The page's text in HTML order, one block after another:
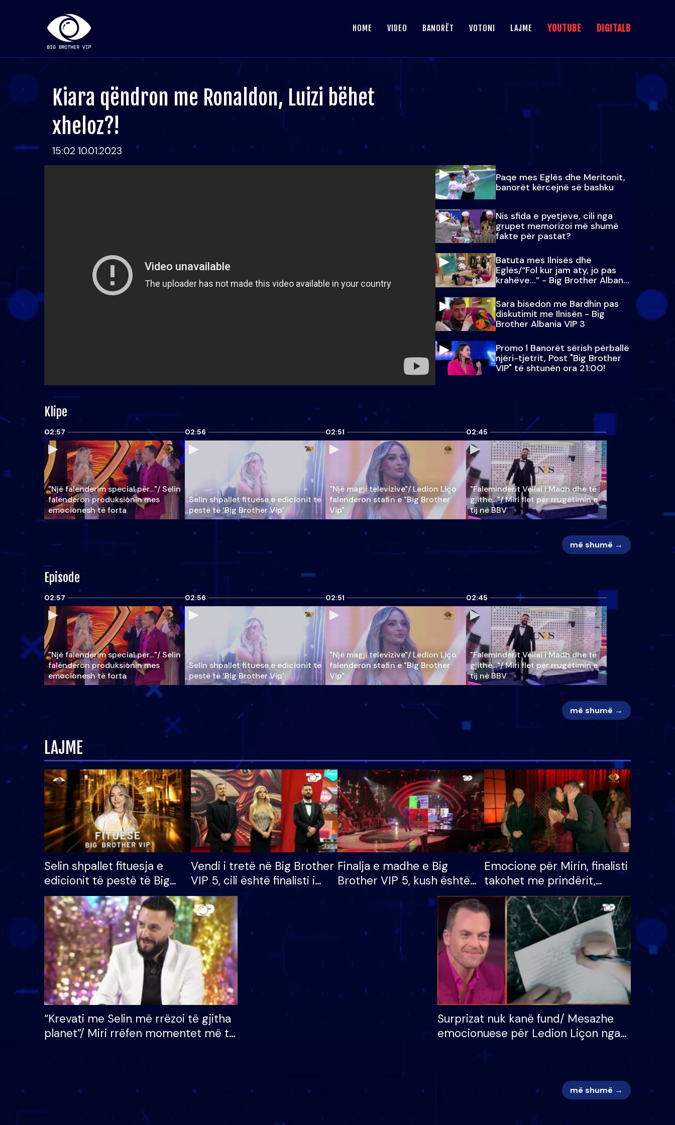
HOME VIDEO BANORËT VOTONI LAJME YOUTUBE DIGITALB
Kiara qëndron me Ronaldon, Luizi bëhet
xheloz?!
15:02 10.01.2023
Paqe mes Eglës dhe Meritonit,
banorët kërcejnë së bashku
Nis sfida e pyetjeve, cili nga
grupet memorizoi më shumë
fakte për pastat?
Batuta mes Ilnisës dhe
Eglës/“Fol kur jam aty, jo pas
krahëve…” - Big Brother Albania
VIP 3
Sara bisedon me Bardhin pas
diskutimit me Ilnisën - Big
Brother Albania VIP 3
Promo l Banorët sërish përballë
njëri-tjetrit, Post "Big Brother
VIP" të shtunën ora 21:00!
Klipe
02:57
"Një falenderim special për…"/ Selin
falënderon produksionin mes
emocionesh të forta
02:56
Selin shpallet fituese e edicionit të
pestë të ‘Big Brother Vip’
02:51
"Një magji televizive"/ Ledion Liço
falenderon stafin e "Big Brother
Vip"
02:45
"Faleminderit Vëllai i Madh dhe të
gjithë…"/ Miri flet për rrugëtimin e
tij në BBV
më shumë →
Episode
02:57
"Një falenderim special për…"/ Selin
falënderon produksionin mes
emocionesh të forta
02:56
Selin shpallet fituese e edicionit të
pestë të ‘Big Brother Vip’
02:51
"Një magji televizive"/ Ledion Liço
falenderon stafin e "Big Brother
Vip"
02:45
"Faleminderit Vëllai i Madh dhe të
gjithë…"/ Miri flet për rrugëtimin e
tij në BBV
më shumë →
LAJME
Selin shpallet fituesja e
edicionit të pestë të Big
Brother VIP, rrëmben
çmimin e madh prej 100
mijë eurosh
Vendi i tretë në Big Brother
VIP 5, cili është finalisti i
radhës që lë shtëpinë
Finalja e madhe e Big
Brother VIP 5, kush është
banori i parë që lë shtëpinë
dhe humb mundësinë për
të fituar çmimin e madh
Emocione për Mirin, finalisti
takohet me prindërit,
vajzën dhe bashkëshorten:
S’kemi ndonjë letër divorci
apo jo?
“Krevati me Selin më rrëzoi të gjitha
planet”/ Miri rrëfen momentet më të
mungojë zilja e mëngjesit kur…
Surprizat nuk kanë fund/ Mesazhe
emocionuese për Ledion Liçon nga
më shumë →